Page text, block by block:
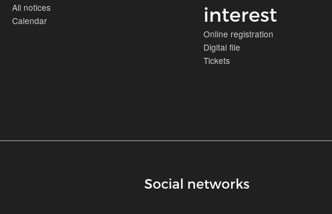
All notices
Calendar
interest
Online registration
Digital file
Tickets
Social networks